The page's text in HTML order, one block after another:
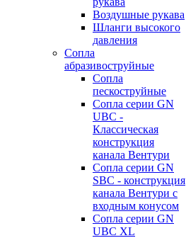
Воздушные рукава
Шланги высокого
давления
Сопла
абразивоструйные
Сопла
пескоструйные
Сопла серии GN
UBC -
Классическая
конструкция
канала Вентури
Сопла серии GN
SBC - конструкция
канала Вентури c
входным конусом
Сопла серии GN
UBC XL